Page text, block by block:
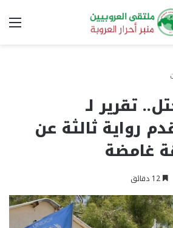
تقرير لـ
رواية ثالثة عن
غامضة